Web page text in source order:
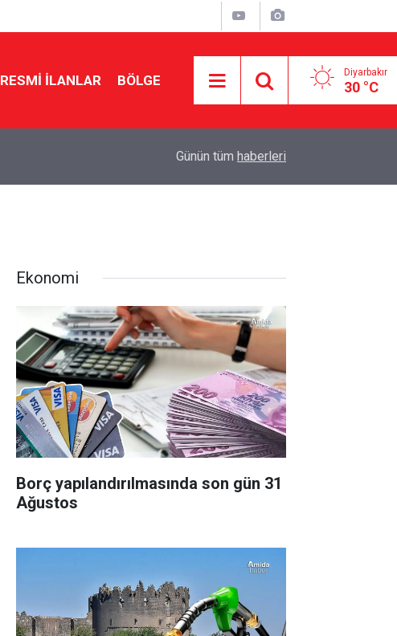
RESMI İLANLAR BÖLGE Diyarbakır
30 °C
Diyarbakır’da klima alarmı: Yanlış kullanım
Günün tüm haberleri
Ekonomi
Borç yapılandırılmasında son gün 31
Ağustos